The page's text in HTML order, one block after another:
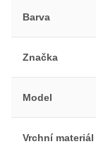
Barva
Značka
Model
Vrchní materiál